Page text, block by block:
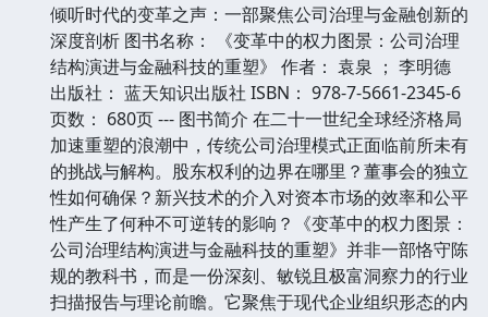
倾听时代的变革之声：一部聚焦公司治理与金融创新的
深度剖析 图书名称： 《变革中的权力图景：公司治理
结构演进与金融科技的重塑》 作者： 袁泉 ； 李明德
出版社： 蓝天知识出版社 ISBN： 978-7-5661-2345-6
页数： 680页 --- 图书简介 在二十一世纪全球经济格局
加速重塑的浪潮中，传统公司治理模式正面临前所未有
的挑战与解构。股东权利的边界在哪里？董事会的独立
性如何确保？新兴技术的介入对资本市场的效率和公平
性产生了何种不可逆转的影响？《变革中的权力图景：
公司治理结构演进与金融科技的重塑》并非一部恪守陈
规的教科书，而是一份深刻、敏锐且极富洞察力的行业
扫描报告与理论前瞻。它聚焦于现代企业组织形态的内